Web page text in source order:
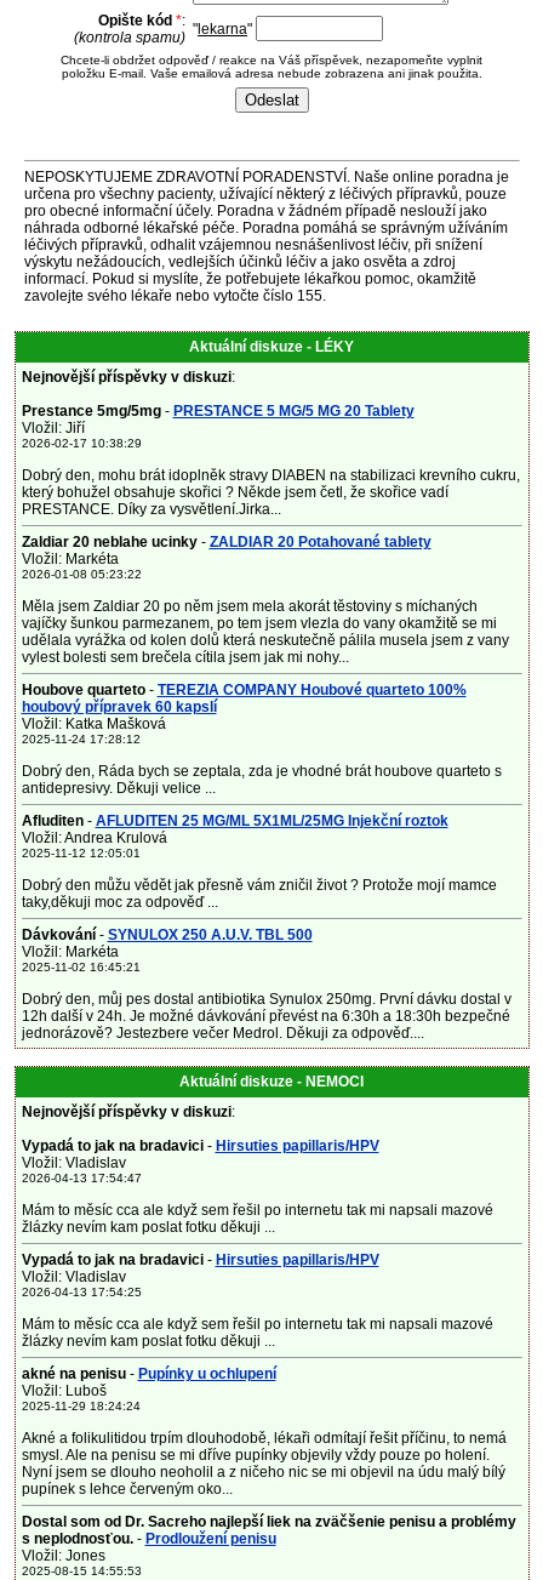
Opište kód *:
(kontrola spamu) " lekarna"
Chcete-li obdržet odpověď / reakce na Váš příspěvek, nezapomeňte vyplnit
položku E-mail. Vaše emailová adresa nebude zobrazena ani jinak použita.
NEPOSKYTUJEME ZDRAVOTNÍ PORADENSTVÍ. Naše online poradna je
určena pro všechny pacienty, užívající některý z léčivých přípravků, pouze
pro obecné informační účely. Poradna v žádném případě neslouží jako
náhrada odborné lékařské péče. Poradna pomáhá se správným užíváním
léčivých přípravků, odhalit vzájemnou nesnášenlivost léčiv, při snížení
výskytu nežádoucích, vedlejších účinků léčiv a jako osvěta a zdroj
informací. Pokud si myslíte, že potřebujete lékařkou pomoc, okamžitě
zavolejte svého lékaře nebo vytočte číslo 155.
Aktuální diskuze - LÉKY
Nejnovější příspěvky v diskuzi:
Prestance 5mg/5mg- PRESTANCE 5 MG/5 MG 20 Tablety
Vložil: Jiří
2026-02-17 10:38:29
Dobrý den, mohu brát idoplněk stravy DIABEN na stabilizaci krevního cukru,
který bohužel obsahuje skořici ? Někde jsem četl, že skořice vadí
PRESTANCE. Díky za vysvětlení.Jirka...
Zaldiar 20 neblahe ucinky- ZALDIAR 20 Potahované tablety
Vložil: Markéta
2026-01-08 05:23:22
Měla jsem Zaldiar 20 po něm jsem mela akorát těstoviny s míchaných
vajíčky šunkou parmezanem, po tem jsem vlezla do vany okamžitě se mi
udělala vyrážka od kolen dolů která neskutečně pálila musela jsem z vany
vylest bolesti sem brečela cítila jsem jak mi nohy...
Houbove quarteto- TEREZIA COMPANY Houbové quarteto 100%
houbový přípravek 60 kapslí
Vložil: Katka Mašková
2025-11-24 17:28:12
Dobrý den, Ráda bych se zeptala, zda je vhodné brát houbove quarteto s
antidepresivy. Děkuji velice ...
Afluditen- AFLUDITEN 25 MG/ML 5X1ML/25MG Injekční roztok
Vložil: Andrea Krulová
2025-11-12 12:05:01
Dobrý den můžu vědět jak přesně vám zničil život ? Protože mojí mamce
taky,děkuji moc za odpověď ...
Dávkování - SYNULOX 250 A.U.V. TBL 500
Vložil: Markéta
2025-11-02 16:45:21
Dobrý den, můj pes dostal antibiotika Synulox 250mg. První dávku dostal v
12h další v 24h. Je možné dávkování převést na 6:30h a 18:30h bezpečné
jednorázově? Jestezbere večer Medrol. Děkuji za odpověď....
Aktuální diskuze - NEMOCI
Nejnovější příspěvky v diskuzi:
Vypadá to jak na bradavici - Hirsuties papillaris/HPV
Vložil: Vladislav
2026-04-13 17:54:47
Mám to měsíc cca ale když sem řešil po internetu tak mi napsali mazové
žlázky nevím kam poslat fotku děkuji ...
Vypadá to jak na bradavici - Hirsuties papillaris/HPV
Vložil: Vladislav
2026-04-13 17:54:25
Mám to měsíc cca ale když sem řešil po internetu tak mi napsali mazové
žlázky nevím kam poslat fotku děkuji ...
akné na penisu- Pupínky u ochlupení
Vložil: Luboš
2025-11-29 18:24:24
Akné a folikulitidou trpím dlouhodobě, lékaři odmítají řešit příčinu, to nemá
smysl. Ale na penisu se mi dříve pupínky objevily vždy pouze po holení.
Nyní jsem se dlouho neoholil a z ničeho nic se mi objevil na údu malý bílý
pupínek s lehce červeným oko...
Dostal som od Dr. Sacreho najlepší liek na zväčšenie penisu a problémy
s neplodnosťou.- Prodloužení penisu
Vložil: Jones
2025-08-15 14:55:53